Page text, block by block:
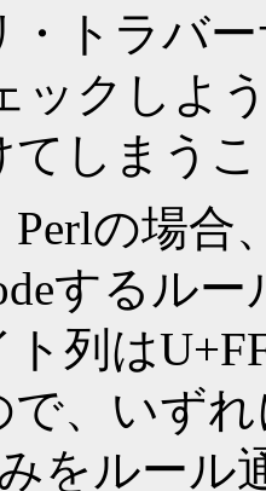
・トラバ
ックしよ
てしまう
Perlの場合
するル
ト列は
、いず
をルール